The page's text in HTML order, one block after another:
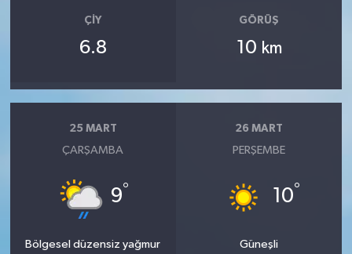
ÇIY
6.8
GÖRÜŞ
10 km
25 MART
ÇARŞAMBA
9°
Bölgesel düzensiz yağmur
26 MART
PERŞEMBE
10°
Güneşli